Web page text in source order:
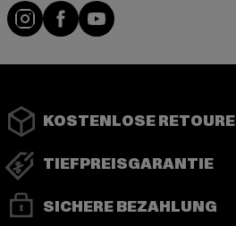
Instagram
FacebookYouTube
KOSTENLOSE RETOURE
TIEFPREISGARANTIE
SICHERE BEZAHLUNG